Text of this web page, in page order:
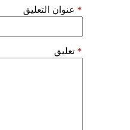
عنوان التعليق *
تعليق *